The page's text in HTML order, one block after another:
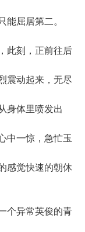
能屈居第二。
刻，正前往后
震动起来，无尽
身体里喷发出
中一惊，急忙玉
感觉快速的朝休
异常英俊的青